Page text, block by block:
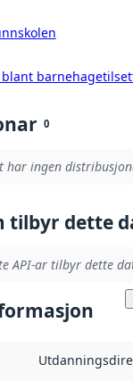
0
har ingen
tilbyr dette
API-ar tilbyr dette